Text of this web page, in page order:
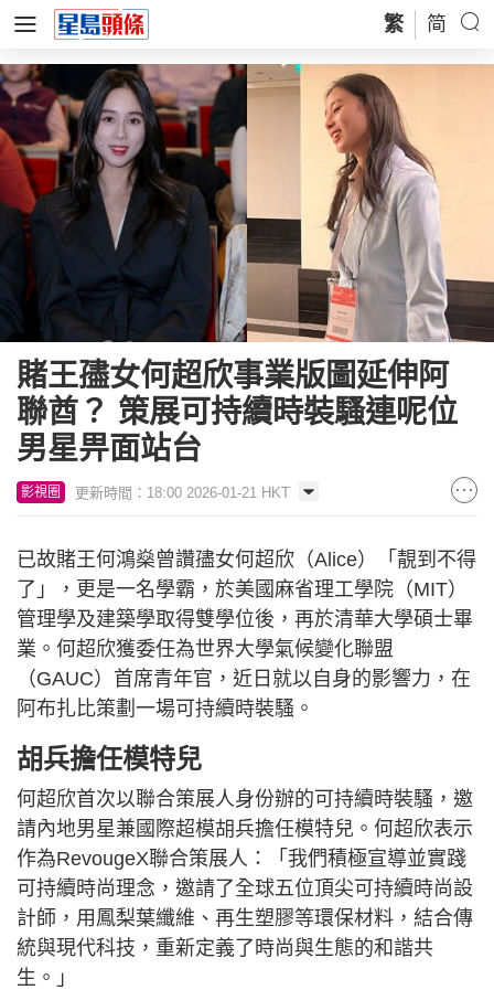
繁 简
賭王孻女何超欣事業版圖延伸阿
聯酋？ 策展可持續時裝騷連呢位
男星畀面站台
影視圈 更新時間：18:00 2026-01-21 HKT
已故賭王何鴻燊曾讚孻女何超欣（Alice）「靚到不得
了」，更是一名學霸，於美國麻省理工學院（MIT）
管理學及建築學取得雙學位後，再於清華大學碩士畢
業。何超欣獲委任為世界大學氣候變化聯盟
（GAUC）首席青年官，近日就以自身的影響力，在
阿布扎比策劃一場可持續時裝騷。
胡兵擔任模特兒
何超欣首次以聯合策展人身份辦的可持續時裝騷，邀
請內地男星兼國際超模胡兵擔任模特兒。何超欣表示
作為RevougeX聯合策展人：「我們積極宣導並實踐
可持續時尚理念，邀請了全球五位頂尖可持續時尚設
計師，用鳳梨葉纖維、再生塑膠等環保材料，結合傳
統與現代科技，重新定義了時尚與生態的和諧共
生。」